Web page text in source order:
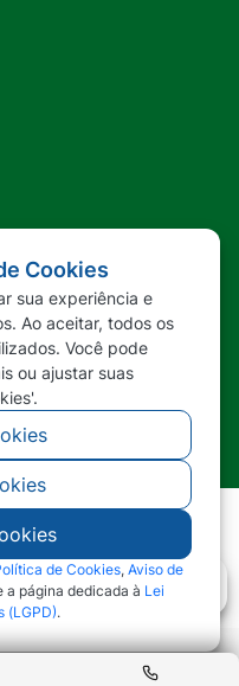
de Nova Lacerda -
reservados
Cookies
sua experiência e
Ao aceitar, todos os
Você pode
ou ajustar suas
de Cookies, Aviso de
a página dedicada à Lei
(LGPD).